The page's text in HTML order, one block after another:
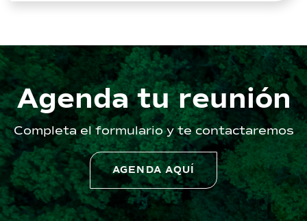
Agenda tu reunión
Completa el formulario y te contactaremos
AGENDA AQUÍ